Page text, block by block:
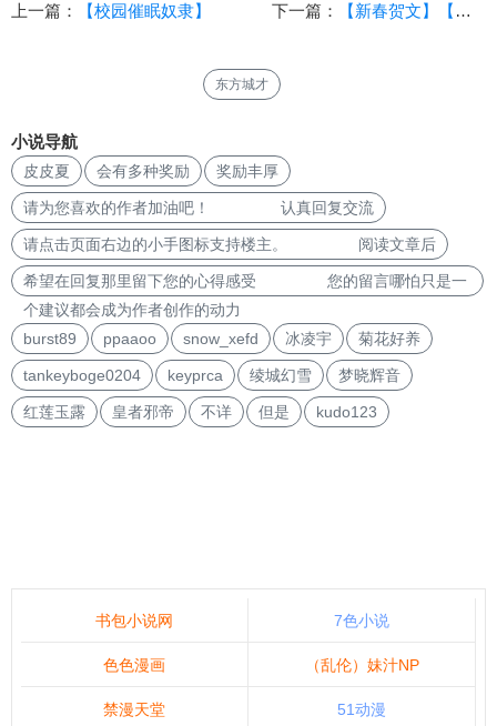
上一篇：
【校园催眠奴隶】 下一篇： 【新春贺文】【「瘟城母子」之《母亲最适合当飞机杯的3个理由》】（十二·上）[攻山门，破母穴！]
东方城才
小说导航
皮皮夏 会有多种奖励 奖励丰厚
请为您喜欢的作者加油吧！ 认真回复交流
请点击页面右边的小手图标支持楼主。 阅读文章后
希望在回复那里留下您的心得感受 您的留言哪怕只是一
个建议都会成为作者创作的动力
burst89
ppaaoo snow_xefd 冰凌宇 菊花好养
tankeyboge0204 keyprca 绫城幻雪 梦晓辉音
红莲玉露 皇者邪帝 不详 但是 kudo123
书包小说网 7色小说
色色漫画 （乱伦）妹汁NP
禁漫天堂 51动漫